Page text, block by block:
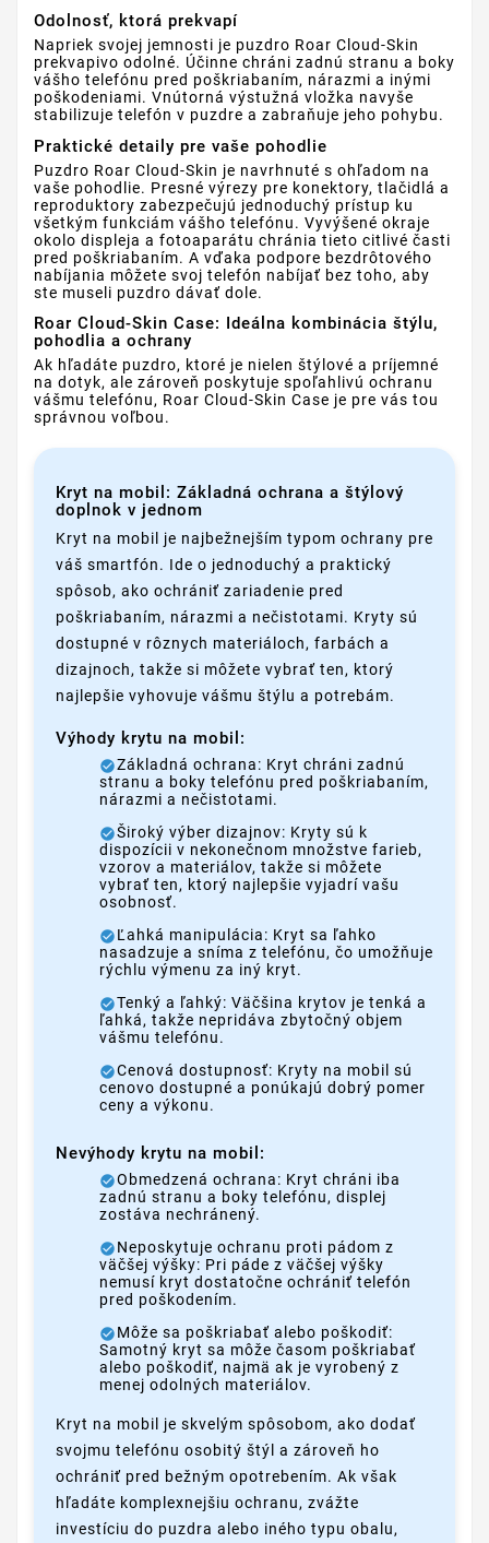
Odolnosť, ktorá prekvapí
Napriek svojej jemnosti je puzdro Roar Cloud-Skin
prekvapivo odolné. Účinne chráni zadnú stranu a boky
vášho telefónu pred poškriabaním, nárazmi a inými
poškodeniami. Vnútorná výstužná vložka navyše
stabilizuje telefón v puzdre a zabraňuje jeho pohybu.
Praktické detaily pre vaše pohodlie
Puzdro Roar Cloud-Skin je navrhnuté s ohľadom na
vaše pohodlie. Presné výrezy pre konektory, tlačidlá a
reproduktory zabezpečujú jednoduchý prístup ku
všetkým funkciám vášho telefónu. Vyvýšené okraje
okolo displeja a fotoaparátu chránia tieto citlivé časti
pred poškriabaním. A vďaka podpore bezdrôtového
nabíjania môžete svoj telefón nabíjať bez toho, aby
ste museli puzdro dávať dole.
Roar Cloud-Skin Case: Ideálna kombinácia štýlu,
pohodlia a ochrany
Ak hľadáte puzdro, ktoré je nielen štýlové a príjemné
na dotyk, ale zároveň poskytuje spoľahlivú ochranu
vášmu telefónu, Roar Cloud-Skin Case je pre vás tou
správnou voľbou.
Kryt na mobil: Základná ochrana a štýlový
doplnok v jednom
Kryt na mobil je najbežnejším typom ochrany pre
váš smartfón. Ide o jednoduchý a praktický
spôsob, ako ochrániť zariadenie pred
poškriabaním, nárazmi a nečistotami. Kryty sú
dostupné v rôznych materiáloch, farbách a
dizajnoch, takže si môžete vybrať ten, ktorý
najlepšie vyhovuje vášmu štýlu a potrebám.
Výhody krytu na mobil:
Základná ochrana: Kryt chráni zadnú
stranu a boky telefónu pred poškriabaním,
nárazmi a nečistotami.
Široký výber dizajnov: Kryty sú k
dispozícii v nekonečnom množstve farieb,
vzorov a materiálov, takže si môžete
vybrať ten, ktorý najlepšie vyjadrí vašu
osobnosť.
Ľahká manipulácia: Kryt sa ľahko
nasadzuje a sníma z telefónu, čo umožňuje
rýchlu výmenu za iný kryt.
Tenký a ľahký: Väčšina krytov je tenká a
ľahká, takže nepridáva zbytočný objem
vášmu telefónu.
Cenová dostupnosť: Kryty na mobil sú
cenovo dostupné a ponúkajú dobrý pomer
ceny a výkonu.
Nevýhody krytu na mobil:
Obmedzená ochrana: Kryt chráni iba
zadnú stranu a boky telefónu, displej
zostáva nechránený.
Neposkytuje ochranu proti pádom z
väčšej výšky: Pri páde z väčšej výšky
nemusí kryt dostatočne ochrániť telefón
pred poškodením.
Môže sa poškriabať alebo poškodiť:
Samotný kryt sa môže časom poškriabať
alebo poškodiť, najmä ak je vyrobený z
menej odolných materiálov.
Kryt na mobil je skvelým spôsobom, ako dodať
svojmu telefónu osobitý štýl a zároveň ho
ochrániť pred bežným opotrebením. Ak však
hľadáte komplexnejšiu ochranu, zvážte
investíciu do puzdra alebo iného typu obalu,